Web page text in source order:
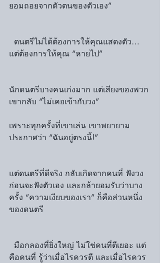
ยอมถอยจากตัวตนของตัวเอง”
ดนตรีไม่ได้ต้องการให้คุณแสดงตัว…
แต่ต้องการให้คุณ “หายไป”
นักดนตรีบางคนเก่งมาก แต่เสียงของพวก
เขากลับ “ไม่เคยเข้ากับวง”
เพราะทุกครั้งที่เขาเล่น เขาพยายาม
ประกาศว่า “ฉันอยู่ตรงนี้!”
แต่ดนตรีที่ดีจริง กลับเกิดจากคนที่ ฟังวง
ก่อนจะฟังตัวเอง และกล้ายอมรับว่าบาง
ครั้ง “ความเงียบของเรา” ก็คือส่วนหนึ่ง
ของดนตรี
มือกลองที่ยิ่งใหญ่ ไม่ใช่คนที่ตีเยอะ แต่
คือคนที่ รู้ว่าเมื่อไรควรตี และเมื่อไรควร